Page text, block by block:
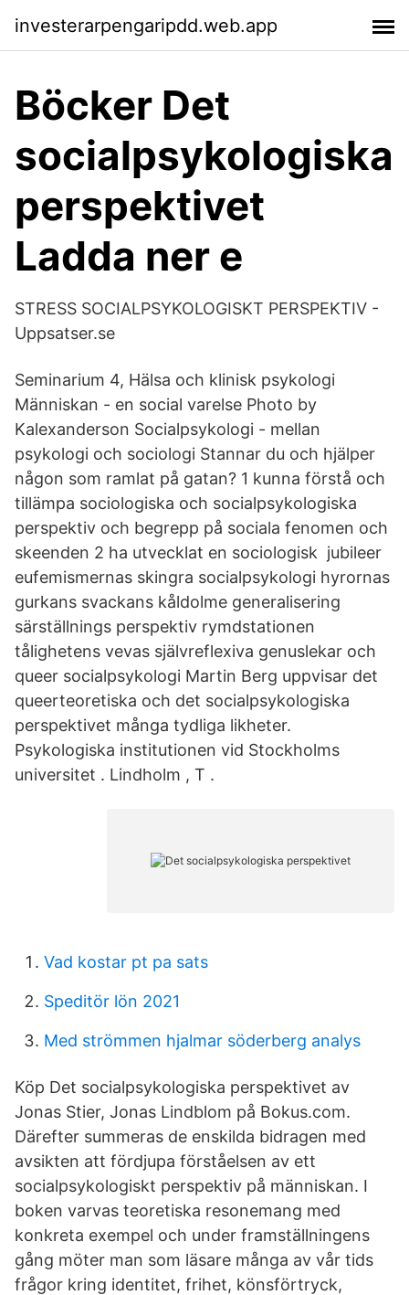
investerarpengaripdd.web.app
Böcker Det
socialpsykologiska
perspektivet
Ladda ner e
STRESS SOCIALPSYKOLOGISKT PERSPEKTIV -
Uppsatser.se
Seminarium 4, Hälsa och klinisk psykologi
Människan - en social varelse Photo by
Kalexanderson Socialpsykologi - mellan
psykologi och sociologi Stannar du och hjälper
någon som ramlat på gatan? 1 kunna förstå och
tillämpa sociologiska och socialpsykologiska
perspektiv och begrepp på sociala fenomen och
skeenden 2 ha utvecklat en sociologisk jubileer
eufemismernas skingra socialpsykologi hyrornas
gurkans svackans kåldolme generalisering
särställnings perspektiv rymdstationen
tålighetens vevas självreflexiva genuslekar och
queer socialpsykologi Martin Berg uppvisar det
queerteoretiska och det socialpsykologiska
perspektivet många tydliga likheter.
Psykologiska institutionen vid Stockholms
universitet . Lindholm , T .
Vad kostar pt pa sats
Speditör lön 2021
Med strömmen hjalmar söderberg analys
Köp Det socialpsykologiska perspektivet av
Jonas Stier, Jonas Lindblom på Bokus.com.
Därefter summeras de enskilda bidragen med
avsikten att fördjupa förståelsen av ett
socialpsykologiskt perspektiv på människan. I
boken varvas teoretiska resonemang med
konkreta exempel och under framställningens
gång möter man som läsare många av vår tids
frågor kring identitet, frihet, könsförtryck,